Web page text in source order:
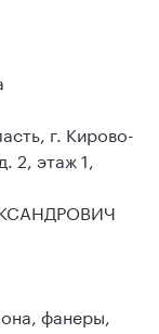
г. Кирово-
2, этаж 1,
фанеры,